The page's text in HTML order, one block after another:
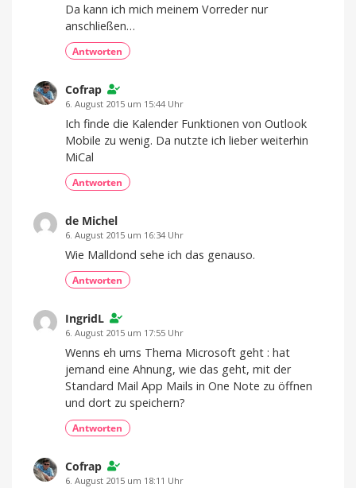
Da kann ich mich meinem Vorreder nur
anschließen…
Antworten
Cofrap
6. August 2015 um 15:44 Uhr
Ich finde die Kalender Funktionen von Outlook
Mobile zu wenig. Da nutzte ich lieber weiterhin
MiCal
Antworten
de Michel
6. August 2015 um 16:34 Uhr
Wie Malldond sehe ich das genauso.
Antworten
IngridL
6. August 2015 um 17:55 Uhr
Wenns eh ums Thema Microsoft geht : hat
jemand eine Ahnung, wie das geht, mit der
Standard Mail App Mails in One Note zu öffnen
und dort zu speichern?
Antworten
Cofrap
6. August 2015 um 18:11 Uhr